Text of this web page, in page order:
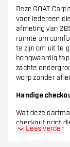
Deze GOAT
voor iedereen
afmeting van
ruimte om
te zijn om uit te
hoogwaardig
zachte
worp zonder
Handige
Wat deze
checkout print
je alle mogelijke
zodat je snel en
Lees verder